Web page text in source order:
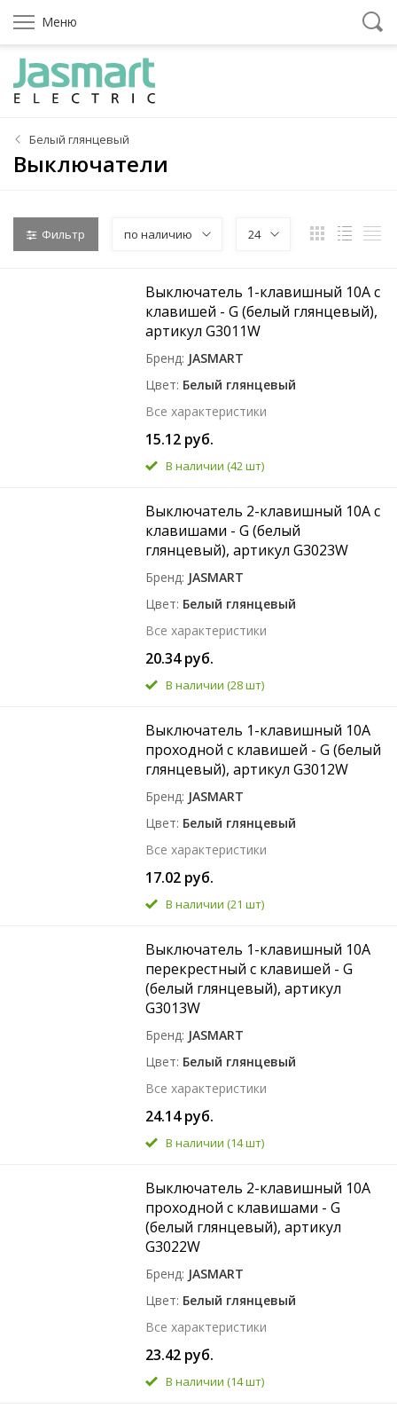
Меню
Белый глянцевый
Выключатели
Фильтр по наличию 24
Выключатель 1-клавишный 10A с
клавишей - G (белый глянцевый),
артикул G3011W
Бренд JASMART
Цвет Белый глянцевый
Все характеристики
15.12 руб.
В наличии (42 шт)
Выключатель 2-клавишный 10A с
клавишами - G (белый
глянцевый), артикул G3023W
Бренд JASMART
Цвет Белый глянцевый
Все характеристики
20.34 руб.
В наличии (28 шт)
Выключатель 1-клавишный 10A
проходной с клавишей - G (белый
глянцевый), артикул G3012W
Бренд JASMART
Цвет Белый глянцевый
Все характеристики
17.02 руб.
В наличии (21 шт)
Выключатель 1-клавишный 10A
перекрестный с клавишей - G
(белый глянцевый), артикул
G3013W
Бренд JASMART
Цвет Белый глянцевый
Все характеристики
24.14 руб.
В наличии (14 шт)
Выключатель 2-клавишный 10A
проходной с клавишами - G
(белый глянцевый), артикул
G3022W
Бренд JASMART
Цвет Белый глянцевый
Все характеристики
23.42 руб.
В наличии (14 шт)